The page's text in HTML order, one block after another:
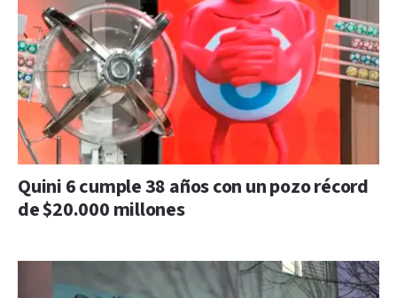
Quini 6 cumple 38 años con un pozo récord
de $20.000 millones